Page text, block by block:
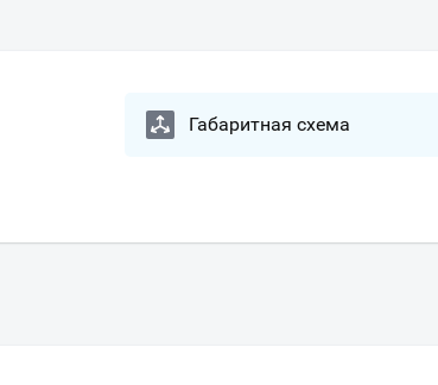
Габаритная схема